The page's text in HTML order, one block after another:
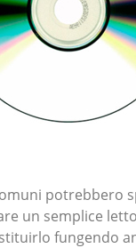
potrebbero
un semplice
fungendo